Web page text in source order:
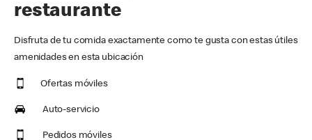
restaurante
Disfruta de tu comida exactamente como te gusta con estas útiles
amenidades en esta ubicación
Ofertas móviles
Auto-servicio
Pedidos móviles